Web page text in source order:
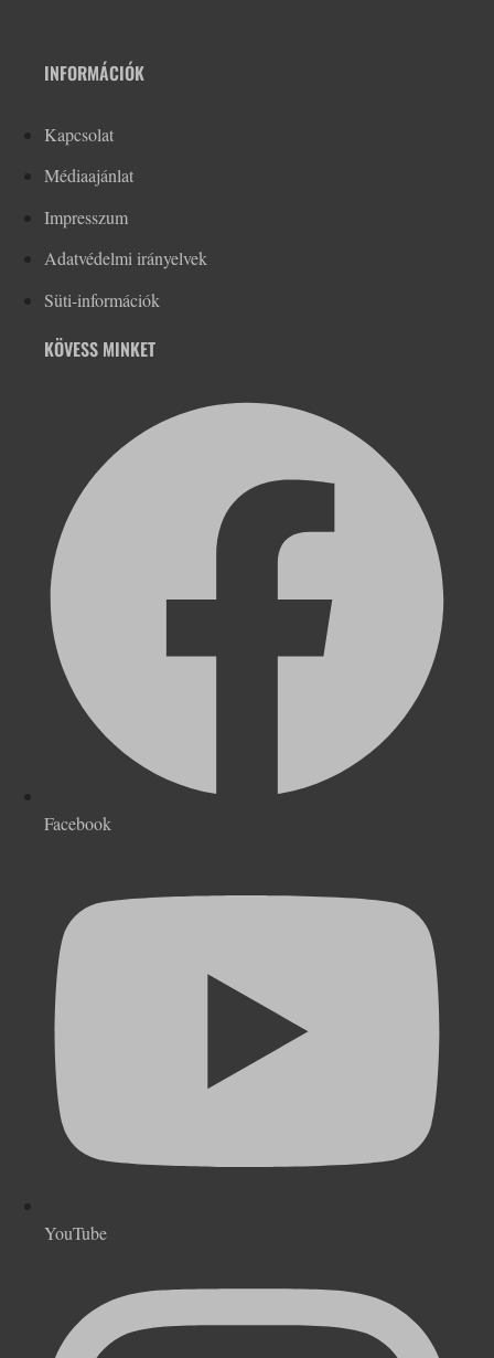
INFORMÁCIÓK
Kapcsolat
Médiaajánlat
Impresszum
Adatvédelmi irányelvek
Süti-információk
KÖVESS MINKET
Facebook
YouTube